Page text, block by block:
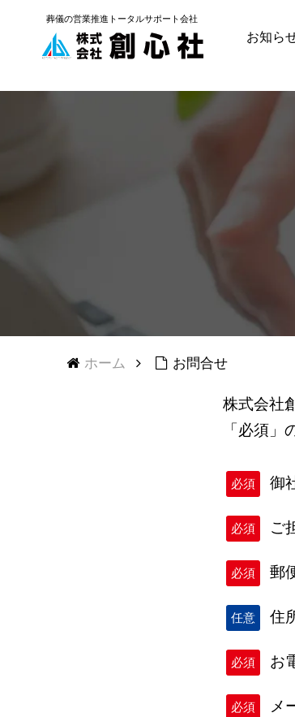
葬儀の営業推進トータルサポート会社
お知ら
ホーム お問合せ
株式会社
「必須」
必須 御
必須 ご
必須 郵
任意 住
必須 お
必須 メ